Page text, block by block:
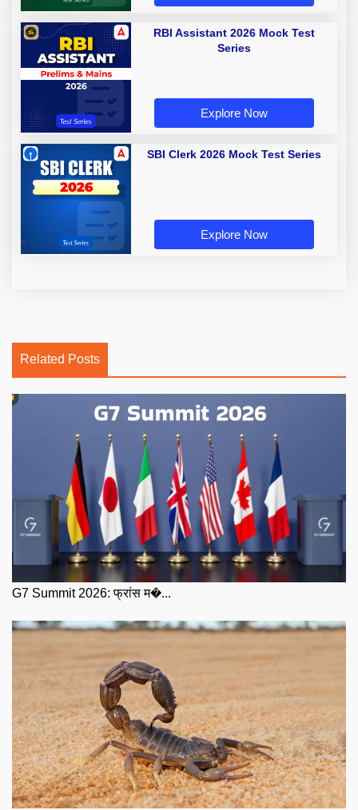
RBI Assistant 2026 Mock Test
Series
Explore Now
SBI Clerk 2026 Mock Test Series
Explore Now
Related Posts
G7 Summit 2026: फ्रांस म�...